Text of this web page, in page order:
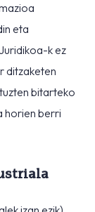
eta
k ez
ditzaketen
bitarteko
horien berri